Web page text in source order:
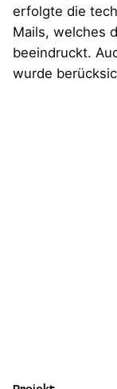
erfolgte die
Mails, welches
beeindruckt.
wurde